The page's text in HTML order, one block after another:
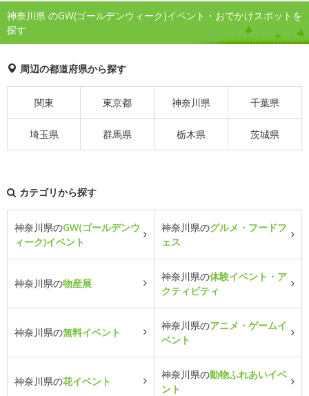
神奈川県 のGW(ゴールデンウィーク)イベント・おでかけスポットを
探す
周辺の都道府県から探す
関東 東京都 神奈川県 千葉県
埼玉県 群馬県 栃木県 茨城県
カテゴリから探す
神奈川県のGW(ゴールデンウ
ィーク)イベント
神奈川県のグルメ・フードフ
ェス
神奈川県の物産展
神奈川県の体験イベント・ア
クティビティ
神奈川県の無料イベント
神奈川県のアニメ・ゲームイ
ベント
神奈川県の花イベント
神奈川県の動物ふれあいイベ
ント